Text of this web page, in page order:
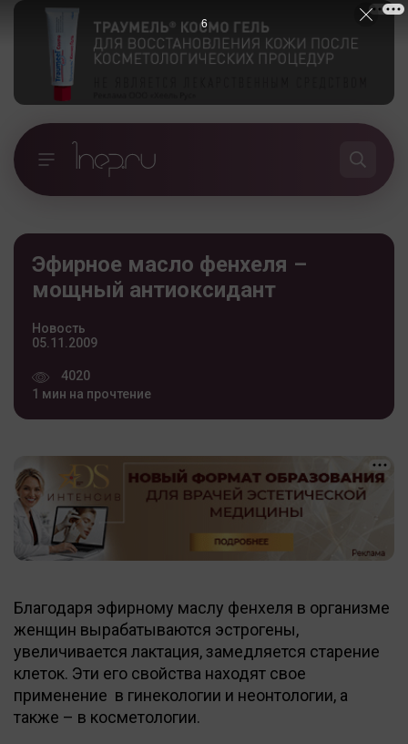
Эфирное масло фенхеля –
мощный антиоксидант
Новость
05.11.2009
4020
1 мин на прочтение
Благодаря эфирному маслу фенхеля в организме
женщин вырабатываются эстрогены,
увеличивается лактация, замедляется старение
клеток. Эти его свойства находят свое
применение в гинекологии и неонтологии, а
также – в косметологии.
5